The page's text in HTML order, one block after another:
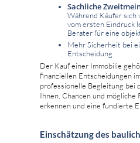
Sachliche
Während Käufer sich
vom ersten Eindruck
Berater für eine
Mehr Sicherheit bei
Entscheidung
Der Kauf einer Immobilie
finanziellen Entscheidungen
professionelle Begleitung bei
Ihnen, Chancen und mögliche
erkennen und eine fundierte
Einschätzung des